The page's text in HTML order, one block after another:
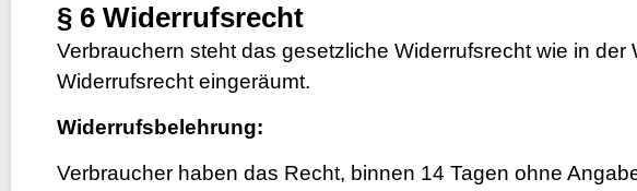
§ 6 Widerrufsrecht
Verbrauchern steht das gesetzliche Widerrufsrecht wie in
Widerrufsrecht eingeräumt.
Widerrufsbelehrung:
Verbraucher haben das Recht, binnen 14 Tagen ohne